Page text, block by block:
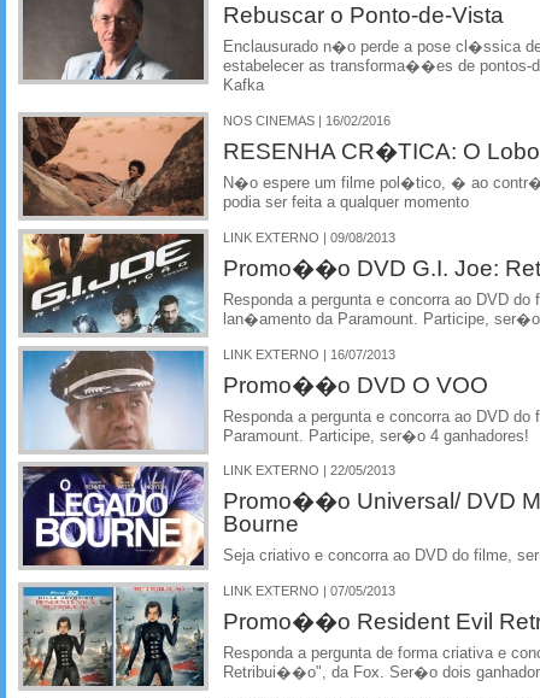
Rebuscar o Ponto-de-Vista
Enclausurado n�o perde a pose cl�ssica
estabelecer as transforma��es de pontos-
Kafka
NOS CINEMAS | 16/02/2016
RESENHA CR�TICA: O
N�o espere um filme pol�tico, � ao
podia ser feita a qualquer momento
LINK EXTERNO | 09/08/2013
Promo��o DVD G.I. Joe:
Responda a pergunta e concorra ao DVD
lan�amento da Paramount. Participe,
LINK EXTERNO | 16/07/2013
Promo��o DVD O VOO
Responda a pergunta e concorra ao DVD
Paramount. Participe, ser�o 4 ganhadores!
LINK EXTERNO | 22/05/2013
Promo��o Universal/ DVD
Bourne
Seja criativo e concorra ao DVD do filme,
LINK EXTERNO | 07/05/2013
Promo��o Resident Evil
Responda a pergunta de forma criativa e
Retribui��o", da Fox. Ser�o dois